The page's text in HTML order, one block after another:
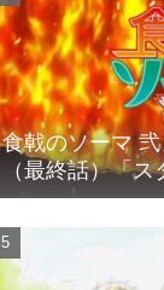
食戟のソーマ
（最終話）「
想